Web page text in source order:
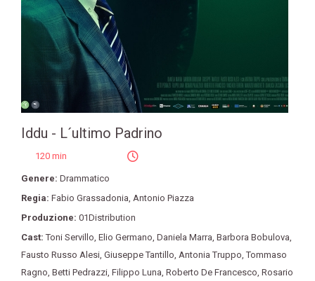
Iddu - L´ultimo Padrino
120 min
Genere: Drammatico
Regia: Fabio Grassadonia Antonio Piazza
Produzione: 01Distribution
Cast:Toni Servillo Elio Germano Daniela Marra Barbora Bobulova
Fausto Russo Alesi Giuseppe Tantillo Antonia Truppo ,Tommaso
Ragno Betti Pedrazzi Filippo Luna Roberto De Francesco Rosario